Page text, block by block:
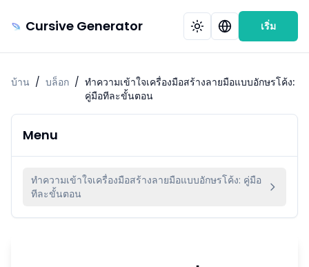
Cursive Generator เริ่ม
บ้าน / บล็อก / ทำความเข้าใจเครื่องมือสร้างลายมือแบบอักษรโค้ง:
คู่มือทีละขั้นตอน
Menu
ทำความเข้าใจเครื่องมือสร้างลายมือแบบอักษรโค้ง: คู่มือ
ทีละขั้นตอน